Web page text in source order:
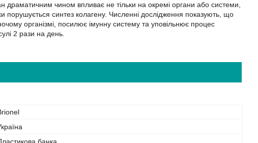
драматичним чином впливає не тільки на окремі органи або системи,
порушується синтез колагену. Численні дослідження показують, що
організмі, посилює імунну систему та уповільнює процес
2 рази на день.